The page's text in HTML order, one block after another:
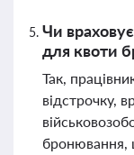
Чи
для квоти
Так,
відстрочку,
бронювання,